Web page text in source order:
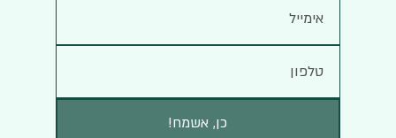
!כן, אשמח